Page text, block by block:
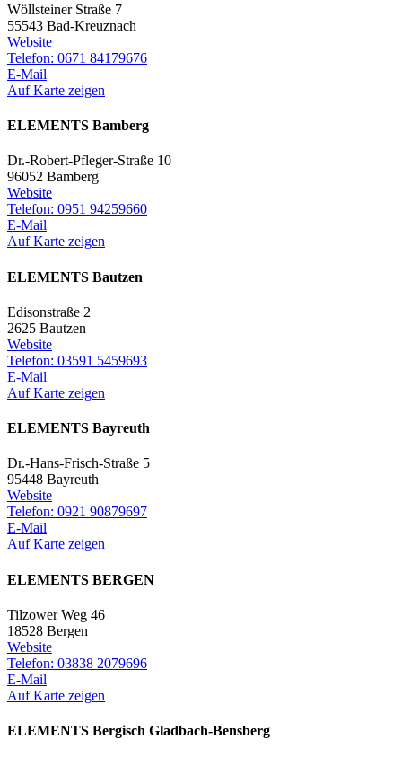
Wöllsteiner Straße 7
55543 Bad-Kreuznach
Website
Telefon: 0671 84179676
E-Mail
Auf Karte zeigen
ELEMENTS Bamberg
Dr.-Robert-Pfleger-Straße 10
96052 Bamberg
Website
Telefon: 0951 94259660
E-Mail
Auf Karte zeigen
ELEMENTS Bautzen
Edisonstraße 2
2625 Bautzen
Website
Telefon: 03591 5459693
E-Mail
Auf Karte zeigen
ELEMENTS Bayreuth
Dr.-Hans-Frisch-Straße 5
95448 Bayreuth
Website
Telefon: 0921 90879697
E-Mail
Auf Karte zeigen
ELEMENTS BERGEN
Tilzower Weg 46
18528 Bergen
Website
Telefon: 03838 2079696
E-Mail
Auf Karte zeigen
ELEMENTS Bergisch Gladbach-Bensberg